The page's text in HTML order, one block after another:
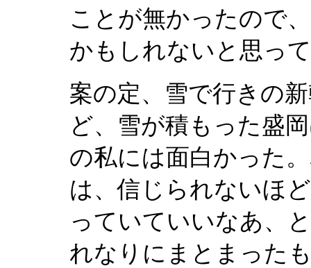
ことが無かったので
かもしれないと思っ
案の定、雪で行きの
ど、雪が積もった盛
の私には面白かった
は、信じられないほ
っていていいなあ、
れなりにまとまった